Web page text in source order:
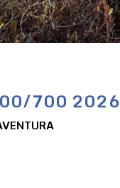
700 2026